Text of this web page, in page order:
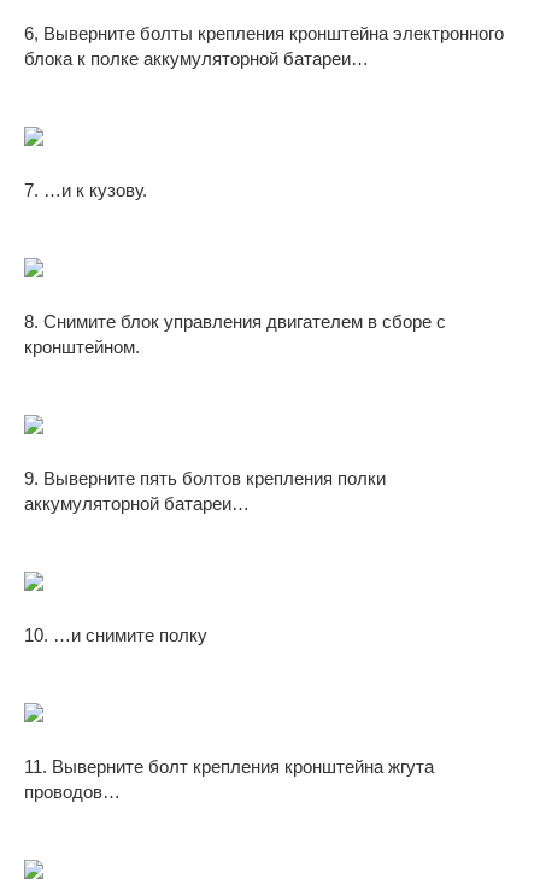
6, Выверните болты крепления кронштейна электронного
блока к полке аккумуляторной батареи…
7. …и к кузову.
8. Снимите блок управления двигателем в сборе с
кронштейном.
9. Выверните пять болтов крепления полки
аккумуляторной батареи…
10. …и снимите полку
11. Выверните болт крепления кронштейна жгута
проводов…